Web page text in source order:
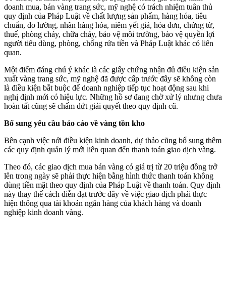
doanh mua, bán vàng trang sức, mỹ nghệ có trách nhiệm tuân thủ
quy định của Pháp Luật về chất lượng sản phẩm, hàng hóa, tiêu
chuẩn, đo lường, nhãn hàng hóa, niêm yết giá, hóa đơn, chứng từ,
thuế, phòng cháy, chữa cháy, bảo vệ môi trường, bảo vệ quyền lợi
người tiêu dùng, phòng, chống rửa tiền và Pháp Luật khác có liên
quan.
Một điểm đáng chú ý khác là các giấy chứng nhận đủ điều kiện sản
xuất vàng trang sức, mỹ nghệ đã được cấp trước đây sẽ không còn
là điều kiện bắt buộc để doanh nghiệp tiếp tục hoạt động sau khi
nghị định mới có hiệu lực. Những hồ sơ đang chờ xử lý nhưng chưa
hoàn tất cũng sẽ chấm dứt giải quyết theo quy định cũ.
Bổ sung yêu cầu báo cáo về vàng tồn kho
Bên cạnh việc nới điều kiện kinh doanh, dự thảo cũng bổ sung thêm
các quy định quản lý mới liên quan đến thanh toán giao dịch vàng.
Theo đó, các giao dịch mua bán vàng có giá trị từ 20 triệu đồng trở
lên trong ngày sẽ phải thực hiện bằng hình thức thanh toán không
dùng tiền mặt theo quy định của Pháp Luật về thanh toán. Quy định
này thay thế cách diễn đạt trước đây về việc giao dịch phải thực
hiện thông qua tài khoản ngân hàng của khách hàng và doanh
nghiệp kinh doanh vàng.